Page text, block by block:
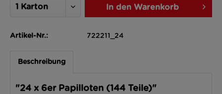
In den Warenkorb
Artikel-Nr.: 722211_24
Beschreibung
"24 x 6er Papilloten (144 Teile)"